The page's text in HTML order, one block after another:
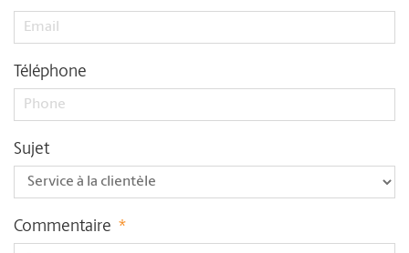
Téléphone
Sujet
Commentaire *